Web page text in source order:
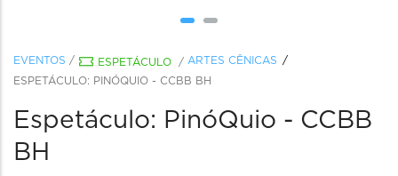
EVENTOS / ESPETÁCULO / ARTES CÊNICAS
ESPETÁCULO: PINÓQUIO - CCBB BH
Espetáculo: PinóQuio - CCBB
BH